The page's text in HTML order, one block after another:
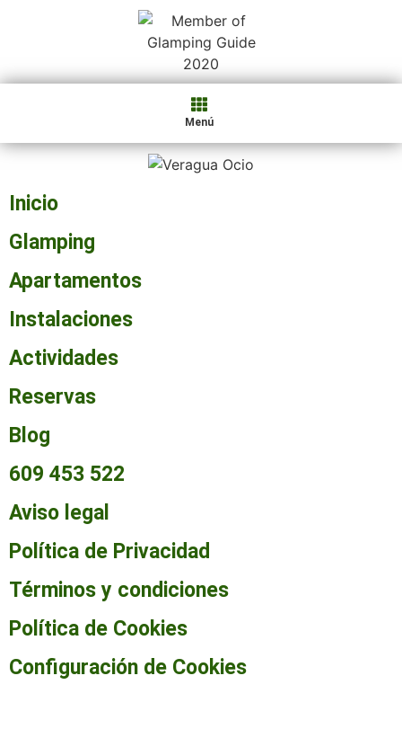
Menú
Inicio
Glamping
Apartamentos
Instalaciones
Actividades
Reservas
Blog
609 453 522
Aviso legal
Política de Privacidad
Términos y condiciones
Política de Cookies
Configuración de Cookies